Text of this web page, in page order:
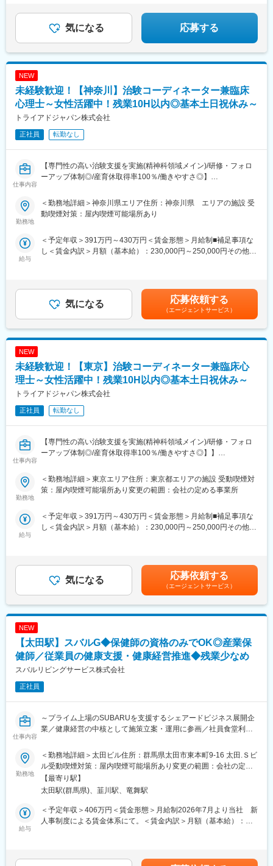
気になる 応募する
NEW
未経験歓迎！【神奈川】治験コーディネーター兼臨床
心理士～女性活躍中！残業10H以内◎基本土日祝休み～
トライアドジャパン株式会社
正社員 転勤なし
仕事内容
【専門性の高い治験支援を実施(精神科領域メイン)/研修・フォロ
ーアップ体制◎/産育休取得率100％/働きやすさ◎】
CRC兼臨床心理士を募集いたします！
臨床心理士としてのご経験を活かしつつご活躍いただきたいと考
えており、治験に際しての心理検査業務をメインにご担当いただ
■業務内容：
ご経験が無い場合は、研修でのフォロー体制がございますので、
安心してご入社くださいませ。
・認知機能評価（MMSE、CDR、ADAS-Cog、NPIなど）
・各種精神疾患評価（MADRS、HAM-D、PANSS、YMRSなど）
・カウンセリング業務
◎CRC業務：
・試験依頼者および臨床試験実施担当者との打ち合わせ
・治験前の契約準備や説明会
・担当する治験に関する業務フローの作成
・被験者候補の適格性調査補助（スクリーニング）
・被験者へのインフォームドコンセントの補助
・被験者の来院と検査スケジュールの調整
・被験者へプロトコルに則った正確な服薬指導
・症例管理のための報告書作成
・平均残業は10時間程度で長期的に働ける環境が整っています。
・日曜日はほとんどの施設が休みのため固定で休むことが可能で
※土曜休み、または平日休みかは病院や常駐先により決定いたしま
す。
・治験コーディネーター（CRC）は、医療機関での臨床試験実施
にあたり、治験責任医師のもと治験が 適正に実施されるようサ
ポートします。治験に係わる各部門と連携をとり、治験業務が円
滑に実施できるように調整を行います。
・精神、神経科領域を中心に、専門性と実践性を重視した教育制
決められた研修内容を効率的に修得可能です。
・中途入社・未経験でCRC職を始めた人も多く在籍し、活躍して
います。充実した教育研修制度があるので、ブランクのある方も
不安なくお仕事を始められます。
勤務地
＜勤務地詳細＞神奈川県エリア住所：神奈川県 エリアの施設 受
動喫煙対策：屋内喫煙可能場所あり
給与
＜予定年収＞391万円～430万円＜賃金形態＞月給制■補足事項な
し＜賃金内訳＞月額（基本給）：230,000円～250,000円その他固
与：年2回（7月・12月）※基礎賞与額標準4ヵ月分■手当：CRC手
当（2～4万円）資格手当（1～2万円）役職手当※年齢や資格、ご
経歴により想定年収が下がる場合もございます。賃金はあくまで
も目安の金額であり、選考を通じて上下する可能性があります。
月給(月額)は固定手当を含めた表記です。
気になる 応募依頼する
（エージェントサービス）
NEW
未経験歓迎！【東京】治験コーディネーター兼臨床心
理士～女性活躍中！残業10H以内◎基本土日祝休み～
トライアドジャパン株式会社
正社員 転勤なし
仕事内容
【専門性の高い治験支援を実施(精神科領域メイン)/研修・フォロ
ーアップ体制◎/産育休取得率100％/働きやすさ◎】】
【担当業務】
CRC兼臨床心理士の募集です。臨床心理士としてのご経験を活か
して、ご活躍いただきたいと考えています。治験に際しての心理
下の通りです。
・認知機能評価（MMSE、CDR、ADAS-Cog、NPIなど）
・各種精神疾患評価（MADRS、HAM-D、PANSS、YMRSなど）
・カウンセリング業務
（2）CRC業務：
・治験前の契約準備や説明会
・担当する治験に関する業務フローの作成
・被験者候補の適格性調査補助（スクリーニング）
・被験者へのインフォームドコンセントの補助
・被験者の来院と検査スケジュールの調整
・被験者へプロトコルに則った正確な服薬指導
・症例管理のための報告書作成
【特徴】
ポートします。治験に係わる各部門と連携をとり、治験業務が円
滑に実施できるように調整を行います。
■精神・神経科領域を中心に、専門性と実践性を重視した教育制度
を確立。CRC業務に必要な治験のルールであるGCPをはじめ、決
■中途入社・未経験でCRC職を始めた人も多く在籍し、活躍して
います。充実した教育研修制度があるので、ブランクのある方も
【就業環境】
勤務地
＜勤務地詳細＞東京エリア住所：東京都エリアの施設 受動喫煙対
策：屋内喫煙可能場所あり変更の範囲：会社の定める事業所
給与
＜予定年収＞391万円～430万円＜賃金形態＞月給制■補足事項な
し＜賃金内訳＞月額（基本給）：230,000円～250,000円その他固
与：年2回（7月・12月）※基礎賞与額標準4ヵ月分■手当：CRC手
当（2～4万円）資格手当（1～2万円）役職手当※年齢や資格、ご
経歴により想定年収が下がる場合もございます。賃金はあくまで
も目安の金額であり、選考を通じて上下する可能性があります。
月給(月額)は固定手当を含めた表記です。
気になる 応募依頼する
（エージェントサービス）
NEW
【太田駅】スバルG◆保健師の資格のみでOK◎産業保
健師／従業員の健康支援・健康経営推進◆残業少なめ
スバルリビングサービス株式会社
正社員
仕事内容
～プライム上場のSUBARUを支援するシェアードビジネス展開企
業／健康経営の中核として施策立案・運用に参画／社員食堂利用
■業務概要：
従業員の健康保持・増進および健康経営の推進体制強化を目的
に、新しく保健師を募集しています。
■業務詳細
・従業員への健康相談、保健指導および特定保健指導の実施
・健康診断、ストレスチェック、メンタルヘルス対応、休復職支
等）の作成
勤務地
＜勤務地詳細＞太田ビル住所：群馬県太田市東本町9-16 太田.Ｓビ
ル受動喫煙対策：屋内喫煙可能場所あり変更の範囲：会社の定め
る事業所
【最寄り駅】
太田駅(群馬県)、韮川駅、竜舞駅
給与
＜予定年収＞406万円＜賃金形態＞月給制2026年7月より当社 新
人事制度による賃金体系にて。＜賃金内訳＞月額（基本給）：